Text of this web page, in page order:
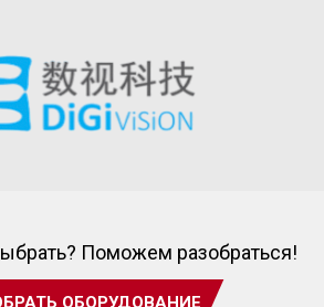
Поможем разобраться!
ОБОРУДОВАНИЕ